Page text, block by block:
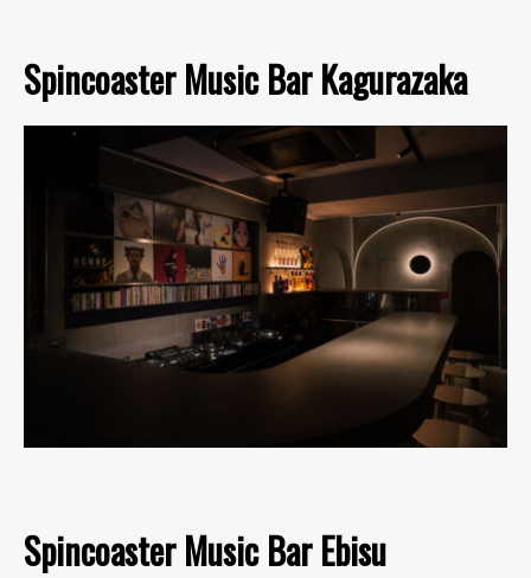
Spincoaster Music Bar Kagurazaka
Spincoaster Music Bar Ebisu